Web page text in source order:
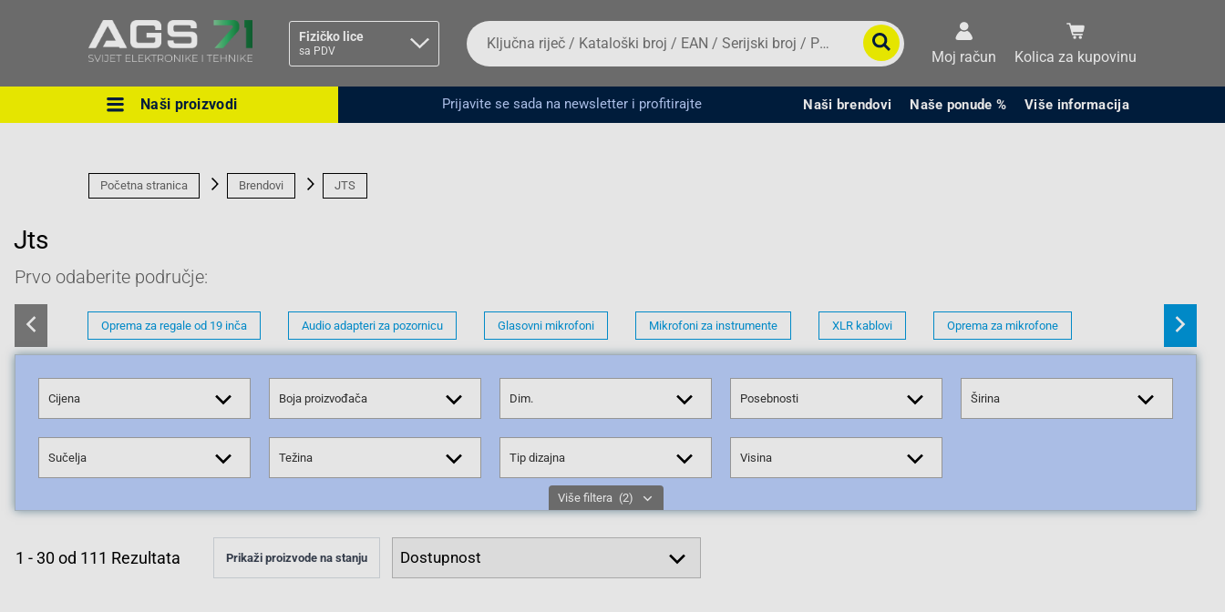
Fizičko lice
sa PDV
Ova postavka prilagođava asortiman proizvoda i
Pravno lice
Da
biste
potražili
proizvod,
unesite
Moj račun Kolica za kupovinu
Naši proizvodi Prijavite se sada na newsletter i profitirajte Naši brendovi Naše ponude % Više informacija
Početna stranica Brendovi JTS
Jts
Prvo odaberite područje:
Oprema za regale od 19 inča Audio adapteri za pozornicu Glasovni mikrofoni Mikrofoni za instrumente XLR kablovi Oprema za mikrofone
Cijena Boja proizvođača Dim. Posebnosti Širina
Sučelja Težina Tip dizajna Visina
Više filtera (2)
1 - 30 od 111 Rezultata Prikaži proizvode na stanju